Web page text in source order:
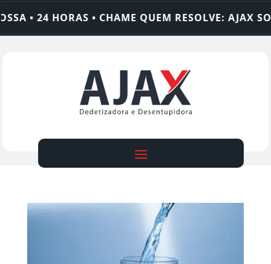
• 24 HORAS • CHAME QUEM RESOLVE: AJAX